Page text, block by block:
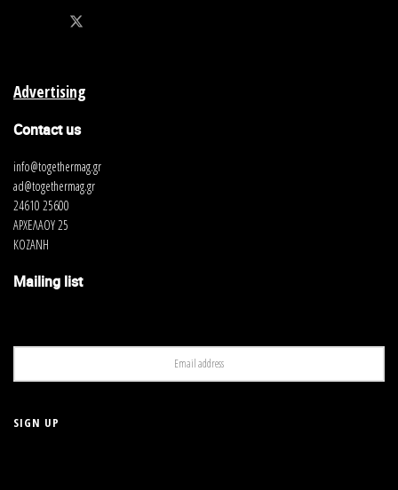
Advertising
Contact us
info@togethermag.gr
ad@togethermag.gr
24610 25600
ΑΡΧΕΛΑΟΥ 25
ΚΟΖΑΝΗ
Mailing list